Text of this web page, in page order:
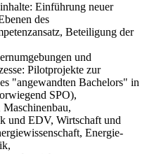
Einführung neuer
des
Beteiligung der
und
Pilotprojekte zur
"angewandten Bachelors" in
SPO),
und EDV, Wirtschaft und
Energie-